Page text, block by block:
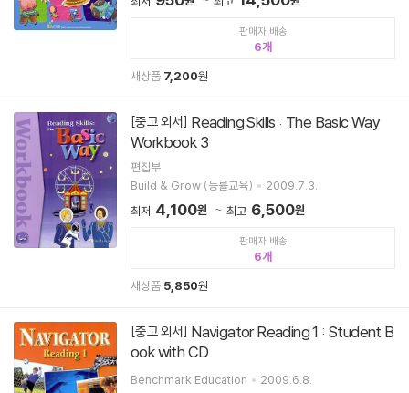
판매자 배송
6
새상품 7,200원
[중고 외서]
Workbook 3
편집부
Build & Grow (능률교육)
2009.7.3.
최저 4,100원 최고 6,500원
판매자 배송
6
새상품 5,850원
[중고 외서]
ook with CD
Benchmark Education
2009.6.8.